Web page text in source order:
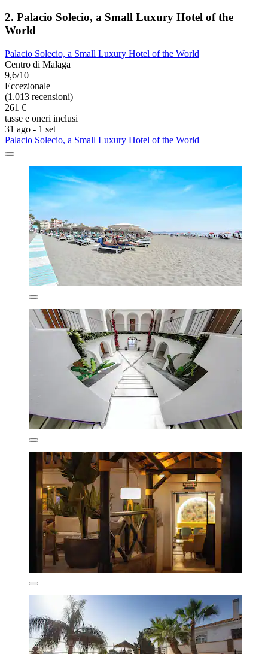
2. Palacio Solecio, a Small Luxury Hotel of the
World
Palacio Solecio, a Small Luxury Hotel of the World
Centro di Malaga
9,6/10
Eccezionale
(1.013 recensioni)
261 €
tasse e oneri inclusi
31 ago - 1 set
Palacio Solecio, a Small Luxury Hotel of the World